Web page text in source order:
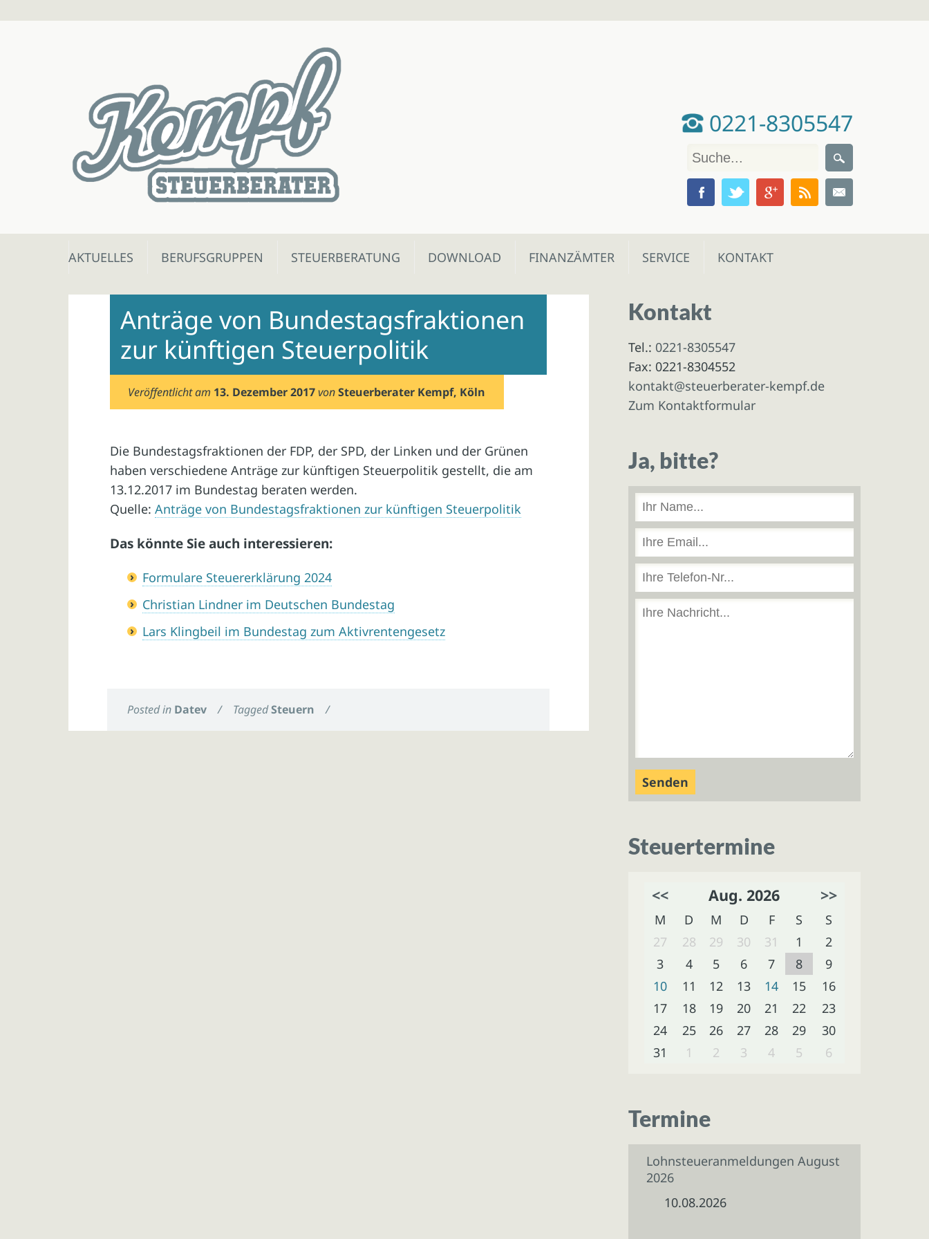
0221-8305547
Skip
AKTUELLES BERUFSGRUPPEN STEUERBERATUNG DOWNLOAD FINANZÄMTER SERVICE KONTAKT
Anträge von Bundestagsfraktionen
zur künftigen Steuerpolitik
Veröffentlicht am 13. Dezember 2017 vonSteuerberater Kempf, Köln
Die Bundestagsfraktionen der FDP, der SPD, der Linken und der Grünen
haben verschiedene Anträge zur künftigen Steuerpolitik gestellt, die am
13.12.2017 im Bundestag beraten werden.
Quelle:Anträge von Bundestagsfraktionen zur künftigen Steuerpolitik
Das könnte Sie auch interessieren:
Formulare Steuererklärung 2024
Christian Lindner im Deutschen Bundestag
Lars Klingbeil im Bundestag zum Aktivrentengesetz
Posted in Datev / TaggedSteuern /
Kontakt
Tel.: 0221-8305547
Fax: 0221-8304552
kontakt@steuerberater-kempf.de
Zum Kontaktformular
Ja, bitte?
Steuertermine
<< Aug. 2026 >>
M D M D F S
S
27
28 29 30 31 1
2
3
4 5 6 7 8
9
10
11 12 13 14 15
16
17
18 19 20 21 22
23
24
25 26 27 28 29
30
31
1 2 3 4 5 6
Termine
Lohnsteueranmeldungen August
2026
10.08.2026